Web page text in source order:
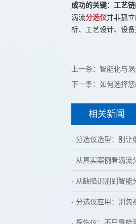
成功的关键：工艺
涡流分选仪并非孤
析、工艺设计、设
上一条： 智能化与
下一条： 如何选择
相关新闻
- 分选仪选型：别让
- 从真实案例看涡流
- 从缺陷识别到智能
- 分选仪应用：别忽
- 探伤仪：不只是检